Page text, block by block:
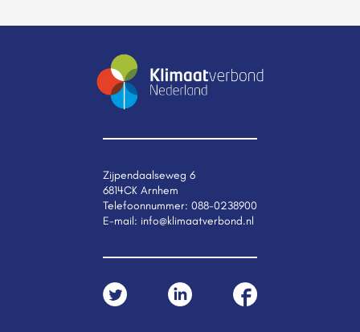
Zijpendaalseweg 6
6814CK Arnhem
Telefoonnummer: 088-0238900
E-mail: info@klimaatverbond.nl